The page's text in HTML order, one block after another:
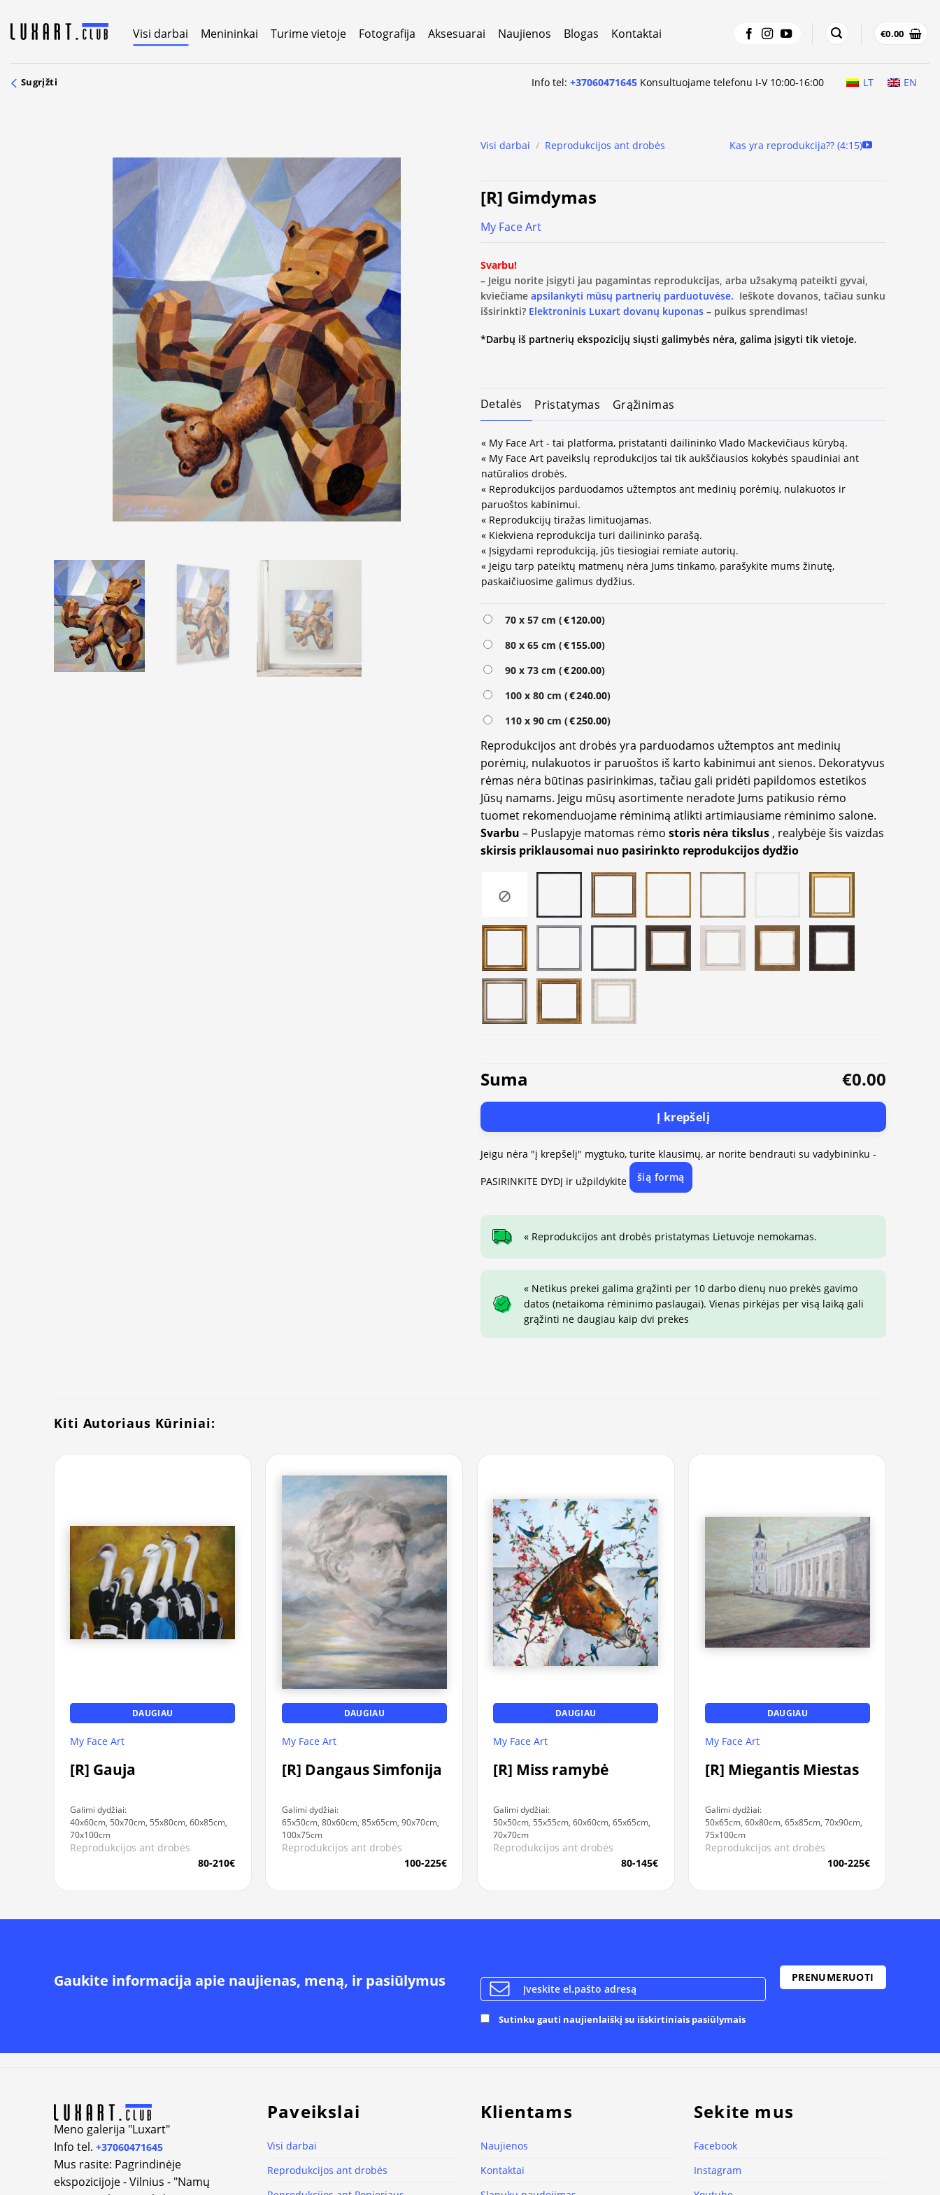
content
Visi darbai Menininkai Turime vietoje Fotografija Aksesuarai Naujienos Blogas Kontaktai €0.00
Sugrįžti Info tel:+37060471645 Konsultuojame telefonu I-V 10:00-16:00 LT EN
Visi darbai / Reprodukcijos ant drobės Kas yra reprodukcija?? (4:15)
[R] Gimdymas
My Face Art
Svarbu!
– Jeigu norite įsigyti jau pagamintas reprodukcijas, arba užsakymą pateikti gyvai,
kviečiame apsilankyti mūsų partnerių parduotuvėse. Ieškote dovanos, tačiau sunku
išsirinkti? Elektroninis Luxart dovanų kuponas – puikus sprendimas!
*Darbų iš partnerių ekspozicijų siųsti galimybės nėra, galima įsigyti tik vietoje.
Detalės Pristatymas Grąžinimas
« My Face Art - tai platforma, pristatanti dailininko Vlado Mackevičiaus kūrybą.
« My Face Art paveikslų reprodukcijos tai tik aukščiausios kokybės spaudiniai ant
natūralios drobės.
« Reprodukcijos parduodamos užtemptos ant medinių porėmių, nulakuotos ir
paruoštos kabinimui.
« Reprodukcijų tiražas limituojamas.
« Kiekviena reprodukcija turi dailininko parašą.
« Įsigydami reprodukciją, jūs tiesiogiai remiate autorių.
« Jeigu tarp pateiktų matmenų nėra Jums tinkamo, parašykite mums žinutę,
paskaičiuosime galimus dydžius.
70 x 57 cm (€120.00)
80 x 65 cm (€155.00)
90 x 73 cm (€200.00)
100 x 80 cm (€240.00)
110 x 90 cm (€250.00)
Reprodukcijos ant drobės yra parduodamos užtemptos ant medinių
porėmių, nulakuotos ir paruoštos iš karto kabinimui ant sienos. Dekoratyvus
rėmas nėra būtinas pasirinkimas, tačiau gali pridėti papildomos estetikos
Jūsų namams. Jeigu mūsų asortimente neradote Jums patikusio rėmo
tuomet rekomenduojame rėminimą atlikti artimiausiame rėminimo salone.
Svarbu – Puslapyje matomas rėmo storis nėra tikslus , realybėje šis vaizdas
skirsis priklausomai nuo pasirinkto reprodukcijos dydžio
Suma €0.00
Į krepšelį
Alternative:
Jeigu nėra "į krepšelį" mygtuko, turite klausimų, ar norite bendrauti su vadybininku -
PASIRINKITE DYDĮ ir užpildykite šią formą
« Reprodukcijos ant drobės pristatymas Lietuvoje nemokamas.
« Netikus prekei galima grąžinti per 10 darbo dienų nuo prekės gavimo
datos (netaikoma rėminimo paslaugai). Vienas pirkėjas per visą laiką gali
grąžinti ne daugiau kaip dvi prekes
Kiti Autoriaus Kūriniai:
DAUGIAU
My Face Art
[R] Gauja
Galimi dydžiai:
40x60cm, 50x70cm, 55x80cm, 60x85cm,
70x100cm
Reprodukcijos ant drobės
80-210€
DAUGIAU
My Face Art
[R] Dangaus Simfonija
Galimi dydžiai:
65x50cm, 80x60cm, 85x65cm, 90x70cm,
100x75cm
Reprodukcijos ant drobės
100-225€
DAUGIAU
My Face Art
[R] Miss ramybė
Galimi dydžiai:
50x50cm, 55x55cm, 60x60cm, 65x65cm,
70x70cm
Reprodukcijos ant drobės
80-145€
DAUGIAU
My Face Art
[R] Miegantis Miestas
Galimi dydžiai:
50x65cm, 60x80cm, 65x85cm, 70x90cm,
75x100cm
Reprodukcijos ant drobės
100-225€
Gaukite informacija apie naujienas, meną, ir pasiūlymus
Sutinku gauti naujienlaiškį su išskirtiniais pasiūlymais
Meno galerija "Luxart"
Info tel. +37060471645
Mus rasite: Pagrindinėje
ekspozicijoje - Vilnius - "Namų
Paveikslai
Visi darbai
Reprodukcijos ant drobės
Klientams
Naujienos
Kontaktai
Sekite mus
Facebook
Instagram